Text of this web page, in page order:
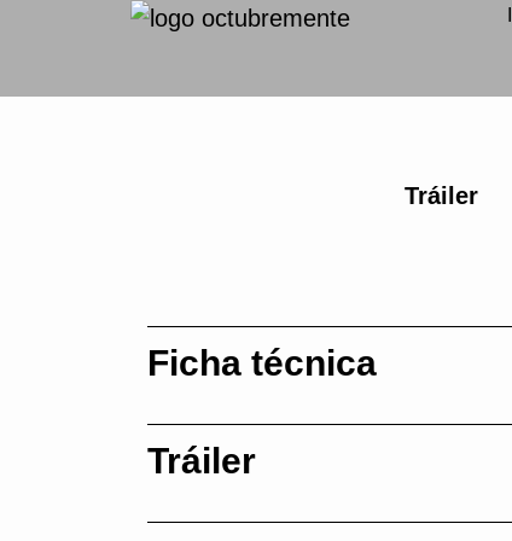
Tráiler
Ficha técnica
Tráiler